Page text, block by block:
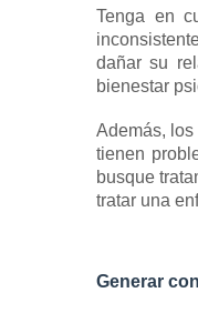
Tenga en
dañar su
bienestar
Además,
tienen
busque
tratar una
Generar